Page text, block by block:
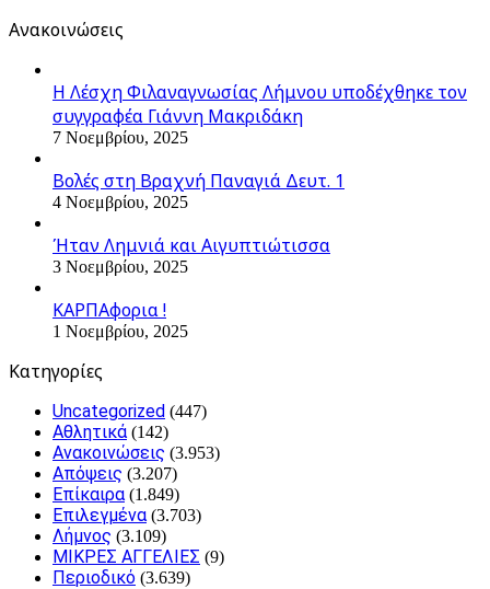
Ανακοινώσεις
Η Λέσχη Φιλαναγνωσίας Λήμνου υποδέχθηκε τον
συγγραφέα Γιάννη Μακριδάκη
7 Νοεμβρίου, 2025
Βολές στη Βραχνή Παναγιά Δευτ. 1
4 Νοεμβρίου, 2025
Ήταν Λημνιά και Αιγυπτιώτισσα
3 Νοεμβρίου, 2025
ΚΑΡΠΑφορια !
1 Νοεμβρίου, 2025
Kατηγορίες
Uncategorized (447)
Αθλητικά (142)
Ανακοινώσεις (3.953)
Απόψεις (3.207)
Επίκαιρα (1.849)
Επιλεγμένα (3.703)
Λήμνος (3.109)
ΜΙΚΡΕΣ ΑΓΓΕΛΙΕΣ (9)
Περιοδικό (3.639)